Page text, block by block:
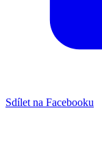
Sdílet na Facebooku